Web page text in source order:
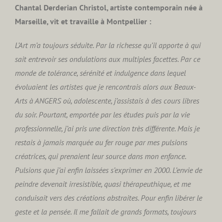
Chantal Derderian Christol, artiste contemporain née à
Marseille, vit et travaille à Montpellier :
L’Art m’a toujours séduite. Par la richesse qu’il apporte à qui
sait entrevoir ses ondulations aux multiples facettes. Par ce
monde de tolérance, sérénité et indulgence dans lequel
évoluaient les artistes que je rencontrais alors aux Beaux-
Arts à ANGERS où, adolescente, j’assistais à des cours libres
du soir. Pourtant, emportée par les études puis par la vie
professionnelle, j’ai pris une direction très différente. Mais je
restais à jamais marquée au fer rouge par mes pulsions
créatrices, qui prenaient leur source dans mon enfance.
Pulsions que j’ai enfin laissées s’exprimer en 2000. L’envie de
peindre devenait irresistible, quasi thérapeuthique, et me
conduisait vers des créations abstraites. Pour enfin libérer le
geste et la pensée. Il me fallait de grands formats, toujours